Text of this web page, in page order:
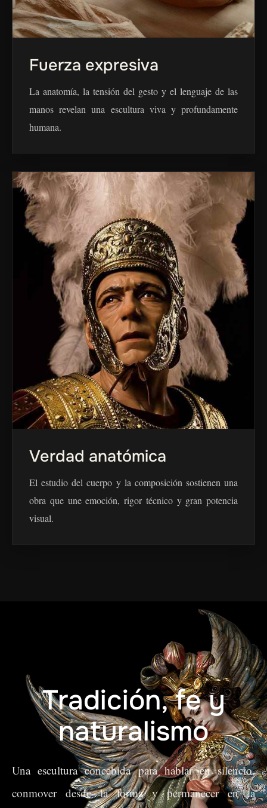
Fuerza expresiva
La anatomía, la tensión del gesto y el lenguaje de las
manos revelan una escultura viva y profundamente
humana.
Verdad anatómica
El estudio del cuerpo y la composición sostienen una
obra que une emoción, rigor técnico y gran potencia
visual.
Tradición, fe y
naturalismo
Una escultura concebida para hablar en silencio,
conmover desde la forma y permanecer en la